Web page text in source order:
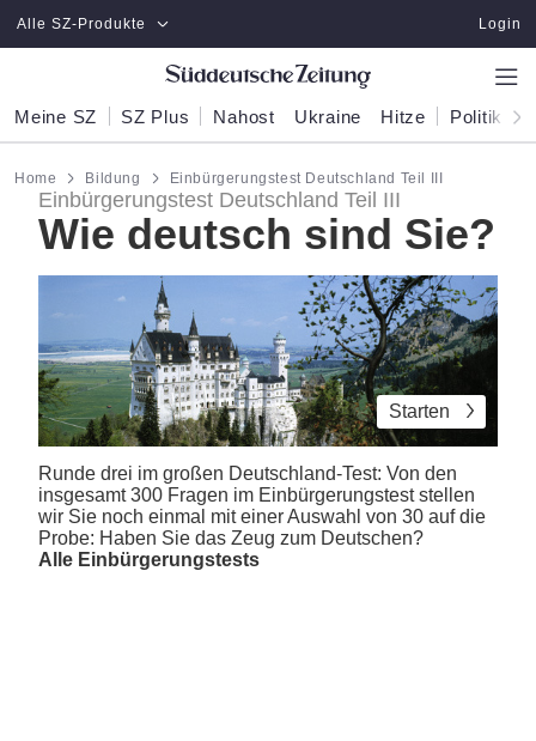
Zum Hauptinhalt springen
Alle SZ-Produkte Login
Meine SZ SZ Plus Nahost Ukraine Hitze Politik
Home Bildung Einbürgerungstest Deutschland Teil III
Einbürgerungstest Deutschland Teil III
Wie deutsch sind Sie?
Starten
Runde drei im großen Deutschland-Test: Von den
insgesamt 300 Fragen im Einbürgerungstest stellen
wir Sie noch einmal mit einer Auswahl von 30 auf die
Probe: Haben Sie das Zeug zum Deutschen?
Alle Einbürgerungstests